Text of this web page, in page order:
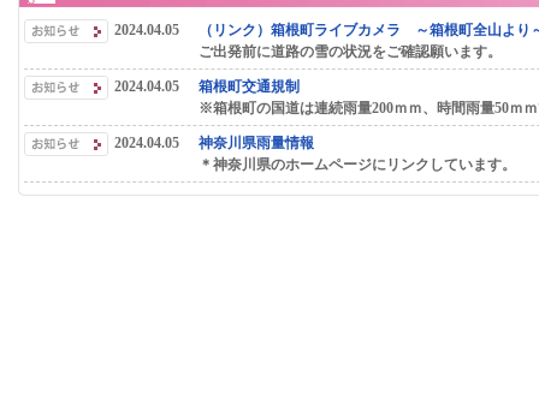
2024.04.05
（リンク）箱根町ライブカメラ ～箱根町全山より
ご出発前に道路の雪の状況をご確認願います。
2024.04.05
箱根町交通規制
※箱根町の国道は連続雨量200ｍｍ、時間雨量50ｍ
2024.04.05
神奈川県雨量情報
＊神奈川県のホームページにリンクしています。